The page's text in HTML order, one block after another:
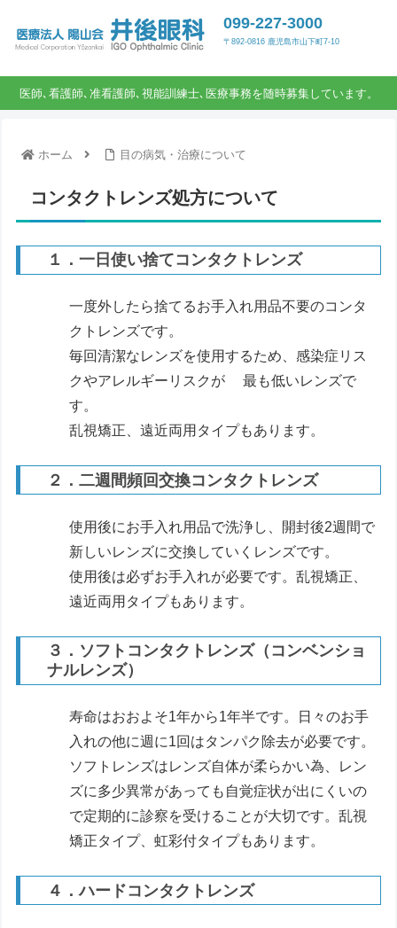
099-227-3000
〒892-0816 鹿児島市山下町7-10
医師､看護師､准看護師､視能訓練士､医療事務を随時募集しています。
ホーム 目の病気・治療について
コンタクトレンズ処方について
１．一日使い捨てコンタクトレンズ
一度外したら捨てるお手入れ用品不要のコンタ
クトレンズです。
毎回清潔なレンズを使用するため、感染症リス
クやアレルギーリスクが 最も低いレンズで
す。
乱視矯正、遠近両用タイプもあります。
２．二週間頻回交換コンタクトレンズ
使用後にお手入れ用品で洗浄し、開封後2週間で
新しいレンズに交換していくレンズです。
使用後は必ずお手入れが必要です。乱視矯正、
遠近両用タイプもあります。
３．ソフトコンタクトレンズ（コンベンショ
ナルレンズ）
寿命はおおよそ1年から1年半です。日々のお手
入れの他に週に1回はタンパク除去が必要です。
ソフトレンズはレンズ自体が柔らかい為、レン
ズに多少異常があっても自覚症状が出にくいの
で定期的に診察を受けることが大切です。乱視
矯正タイプ、虹彩付タイプもあります。
４．ハードコンタクトレンズ